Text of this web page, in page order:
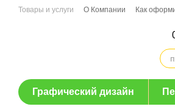
Перейти к основному контенту
Товары и услуги О Компании Как
Графический дизайн